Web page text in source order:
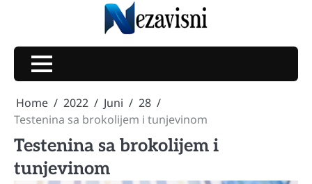
Home 2022 Juni
28
Testenina sa brokolijem i tunjevinom
Testenina sa brokolijem i
tunjevinom